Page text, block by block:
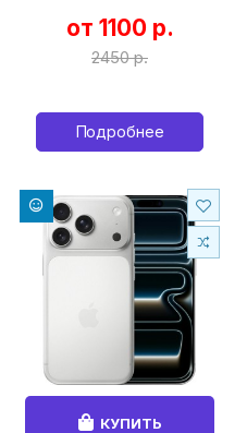
от 1100 р.
2450 р.
Подробнее
КУПИТЬ